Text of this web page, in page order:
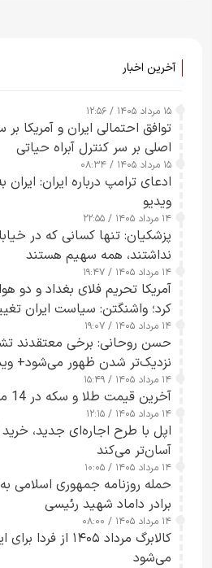
آخرین اخبار
۱۵ مرداد ۱۴۰۵ / ۱۲:۵۶
توافق احتمالی ایران و آمریکا
اصلی بر سر کنترل آبراه حیاتی
۱۵ مرداد ۱۴۰۵ / ۰۸:۳۴
ادعای ترامپ درباره ایران:
ویدیو
۱۴ مرداد ۱۴۰۵ / ۲۲:۵۵
پزشکیان: تنها کسانی که در
نداشتند، همه سهیم هستند
۱۴ مرداد ۱۴۰۵ / ۱۹:۴۷
آمریکا تحریم فلای بغداد و دو
کرد؛ واشنگتن: سیاست ایران
۱۴ مرداد ۱۴۰۵ / ۱۹:۰۷
حسن روحانی: برخی معتقدند
نزدیک‌تر شدن ظهور می‌شود+
۱۴ مرداد ۱۴۰۵ / ۱۵:۴۹
آخرین قیمت طلا و سکه در 14 مرداد+ جدول
۱۴ مرداد ۱۴۰۵ / ۱۲:۱۵
اپل با طرح اجاره‌ای جدید، خرید
آسان‌تر می‌کند
۱۴ مرداد ۱۴۰۵ / ۱۰:۰۵
حمله روزنامه جمهوری اسلامی
برادر داماد شهید رئیسی
۱۴ مرداد ۱۴۰۵ / ۰۸:۰۰
کالابرگ مرداد ۱۴۰۵
می‌شود